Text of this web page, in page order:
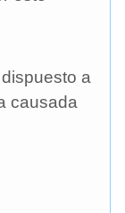
a
causada